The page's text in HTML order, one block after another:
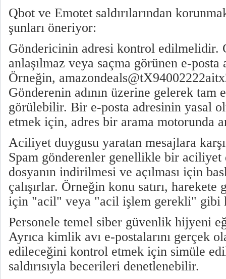
Qbot ve Emotet saldırılarından
şunları öneriyor:
Göndericinin adresi kontrol edilmelidir.
anlaşılmaz veya saçma görünen e-
Örneğin,
Gönderenin adının üzerine gelerek tam
görülebilir. Bir e-posta adresinin yasal
etmek için, adres bir arama motorunda
Aciliyet duygusu yaratan mesajlara
Spam gönderenler genellikle bir aciliyet
dosyanın indirilmesi ve açılması için
çalışırlar. Örneğin konu satırı, harekete
için "acil" veya "acil işlem gerekli" gibi
Personele temel siber güvenlik hijyeni
Ayrıca kimlik avı e-postalarını gerçek
edileceğini kontrol etmek için simüle
saldırısıyla becerileri denetlenebilir.